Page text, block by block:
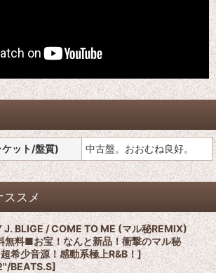
ット/盤質) 中古盤。おおむね良好。
スメ
J. BLIGE / COME TO ME (マル秘REMIX)
料■お宝！なんと新品！衝撃のマル秘
希少音源！感動系極上R&B！]
BEATS.S]